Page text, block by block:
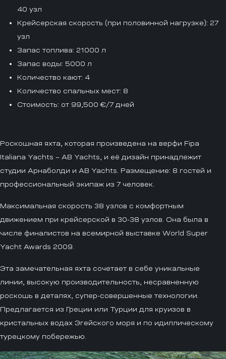
40 узл
Крейсерская скорость (при половинной нагрузке): 27
узл
Запас топлива: 21000 л
Запас воды: 5000 л
Количество кают: 4
Количество спальных мест: 8
Стоимость: от 99,500 €/7 дней
Роскошная яхта, которая произведена на верфи Fipa
Italiana Yachts – AB Yachts, и её дизайн принадлежит
студии Арнаболди и AB Yachts. Размещение: 8 гостей и
профессиональный экипаж из 7 человек.
Максимальная скорость 38 узлов с комфортным
движением при крейсерской в 30-38 узлов. Она была в
числе финалистов на всемирной выставке World Super
Yacht Awards 2009.
Эта замечательная яхта сочетает в себе уникальные
линии, высокую производительность, несравненную
роскошь в деталях, супер-совершенные технологии.
Предлагается из Греции или Турции для круизов в
кристальных водах Эгейского моря и по идиллическому
турецкому побережью.